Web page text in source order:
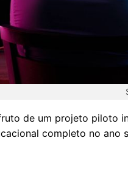
de um projeto piloto
completo no ano